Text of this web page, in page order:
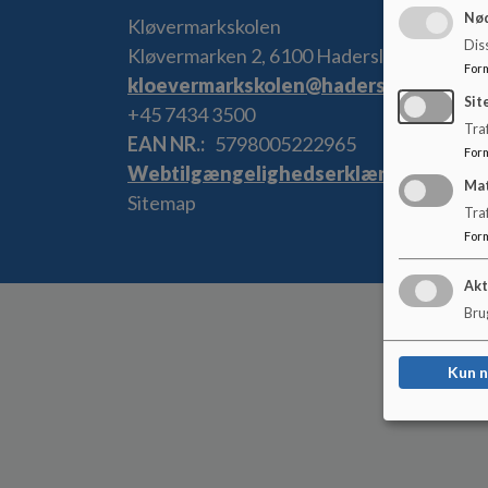
Kløvermarkskolen
Kløvermarken 2, 6100 Haderslev
kloevermarkskolen@haderslev.dk
+45 7434 3500
EAN NR.
5798005222965
Webtilgængelighedserklæring
Sitemap
Kun